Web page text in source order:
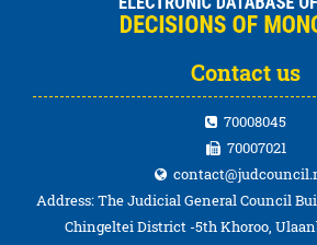
Contact us
70008045
70007021
Address: The Judicial General Council
Chingeltei District -5th Khoroo,